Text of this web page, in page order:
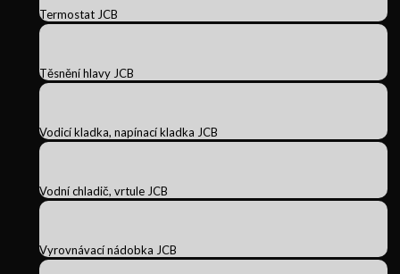
Termostat JCB
Těsnění hlavy JCB
Vodicí kladka, napínací kladka JCB
Vodní chladič, vrtule JCB
Vyrovnávací nádobka JCB